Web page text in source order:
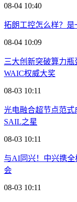
08-04 10:40
拓朗工控怎么样？
08-04 10:09
三大创新突破算力
WAIC权威大奖
08-03 10:11
光电融合超节点范
SAIL之星
08-03 10:11
与AI同兴！中兴携
会
08-03 10:11